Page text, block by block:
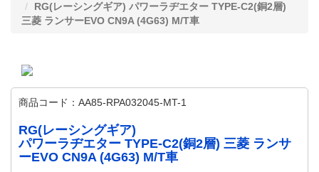
RG(レーシングギア) パワーラヂエター TYPE-C2(銅2層)
三菱 ランサーEVO CN9A (4G63) M/T車
商品コード：AA85-RPA032045-MT-1
RG(レーシングギア)
パワーラヂエター TYPE-C2(銅2層) 三菱 ランサ
ーEVO CN9A (4G63) M/T車